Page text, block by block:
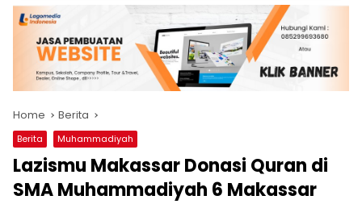
Home Berita
Berita Muhammadiyah
Lazismu Makassar Donasi Quran di
SMA Muhammadiyah 6 Makassar